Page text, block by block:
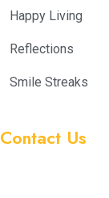
Happy Living
Reflections
Smile Streaks
Contact Us